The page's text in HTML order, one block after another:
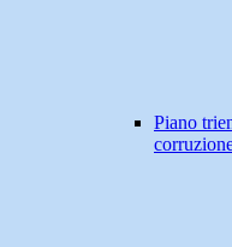
Piano